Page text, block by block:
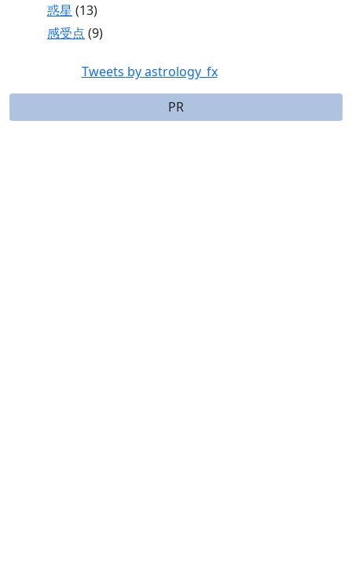
惑星 (13)
感受点 (9)
Tweets by astrology_fx
PR